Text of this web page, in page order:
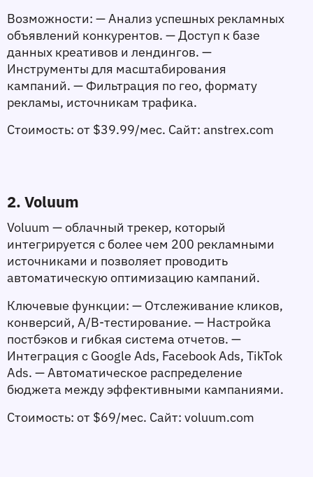
Возможности: — Анализ успешных рекламных
объявлений конкурентов. — Доступ к базе
данных креативов и лендингов. —
Инструменты для масштабирования
кампаний. — Фильтрация по гео, формату
рекламы, источникам трафика.
Стоимость: от $39.99/мес. Сайт: anstrex.com
2. Voluum
Voluum — облачный трекер, который
интегрируется с более чем 200 рекламными
источниками и позволяет проводить
автоматическую оптимизацию кампаний.
Ключевые функции: — Отслеживание кликов,
конверсий, A/B-тестирование. — Настройка
постбэков и гибкая система отчетов. —
Интеграция с Google Ads, Facebook Ads, TikTok
Ads. — Автоматическое распределение
бюджета между эффективными кампаниями.
Стоимость: от $69/мес. Сайт: voluum.com